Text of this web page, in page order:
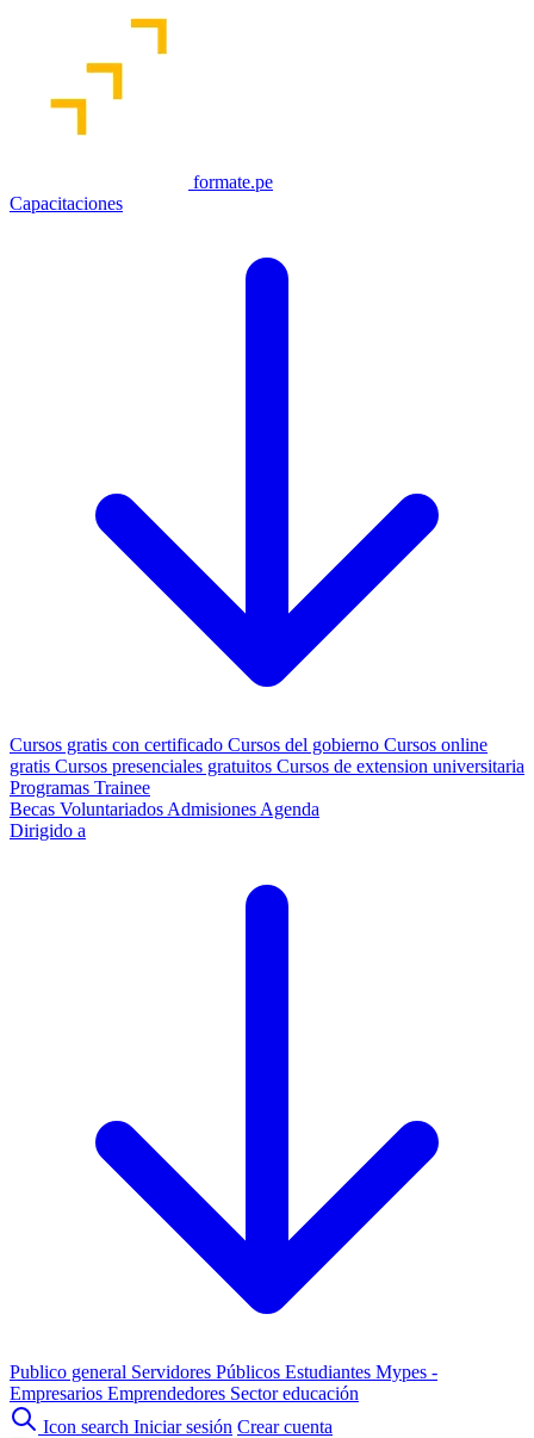
formate.pe
Capacitaciones
Cursos gratis con certificado Cursos del gobierno Cursos online
gratis Cursos presenciales gratuitos Cursos de extension universitaria
Programas Trainee
Becas Voluntariados Admisiones Agenda
Dirigido a
Publico general Servidores Públicos Estudiantes Mypes -
Empresarios Emprendedores Sector educación
Icon search Iniciar sesión Crear cuenta